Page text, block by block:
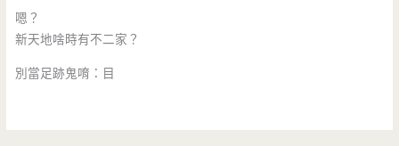
嗯？
新天地啥時有不二家？
別當足跡鬼唷：目